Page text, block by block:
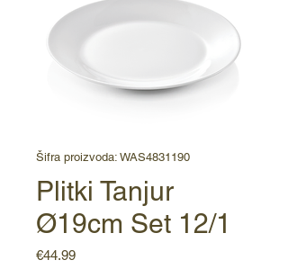
Šifra proizvoda: WAS4831190
Plitki Tanjur
Ø19cm Set 12/1
€44.99Cijena